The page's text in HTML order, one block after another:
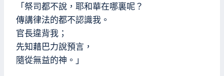
「祭司都不說，耶和華在哪裏呢？
傳講律法的都不認識我。
官長違背我；
先知藉巴力說預言，
隨從無益的神。」